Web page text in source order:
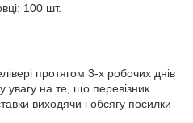
100 шт.
протягом 3-х робочих днів
увагу на те, що перевізник
виходячи і обсягу посилки